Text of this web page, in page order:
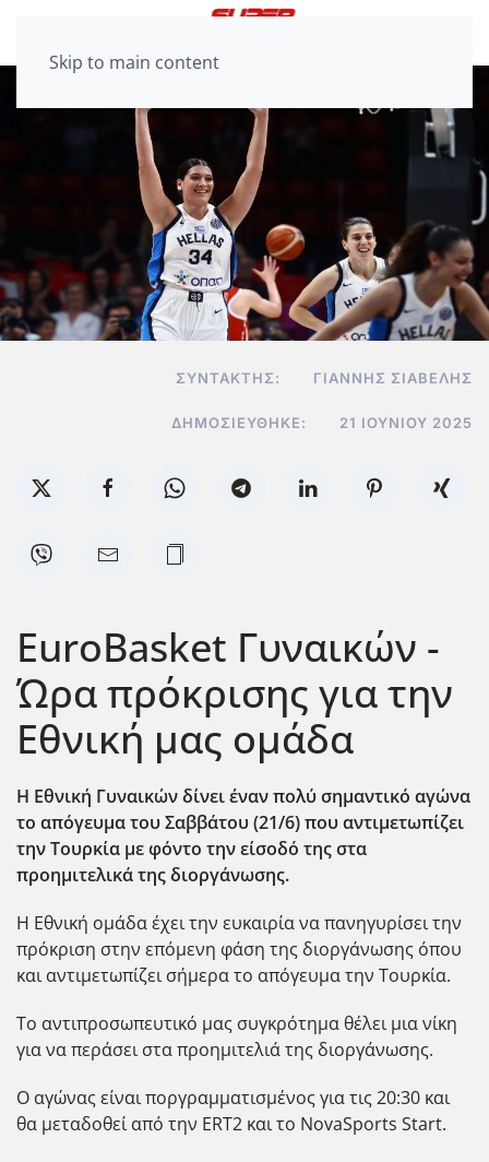
Skip to main content
ΣΥΝΤΆΚΤΗΣ: ΓΙΆΝΝΗΣ ΣΙΑΒΕΛΉΣ
ΔΗΜΟΣΙΕΎΘΗΚΕ: 21 ΙΟΥΝΊΟΥ 2025
EuroBasket Γυναικών -
Ώρα πρόκρισης για την
Εθνική μας ομάδα
Η Εθνική Γυναικών δίνει έναν πολύ σημαντικό αγώνα
το απόγευμα του Σαββάτου (21/6) που αντιμετωπίζει
την Τουρκία με φόντο την είσοδό της στα
προημιτελικά της διοργάνωσης.
Η Εθνική ομάδα έχει την ευκαιρία να πανηγυρίσει την
πρόκριση στην επόμενη φάση της διοργάνωσης όπου
και αντιμετωπίζει σήμερα το απόγευμα την Τουρκία.
Το αντιπροσωπευτικό μας συγκρότημα θέλει μια νίκη
για να περάσει στα προημιτελιά της διοργάνωσης.
Ο αγώνας είναι ποργραμματισμένος για τις 20:30 και
θα μεταδοθεί από την ERT2 και το NovaSports Start.